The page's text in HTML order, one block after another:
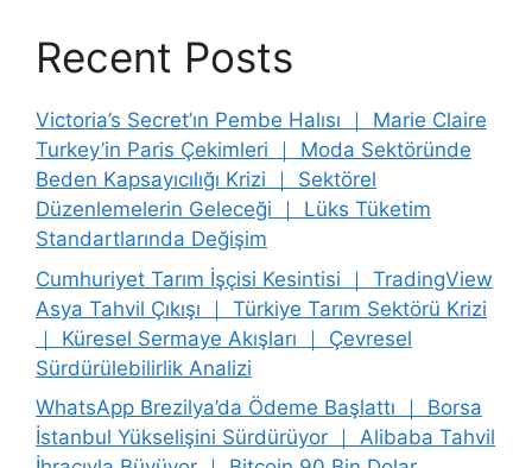
Recent Posts
Victoria’s Secret’ın Pembe Halısı ｜ Marie Claire
Turkey’in Paris Çekimleri ｜ Moda Sektöründe
Beden Kapsayıcılığı Krizi ｜ Sektörel
Düzenlemelerin Geleceği ｜ Lüks Tüketim
Standartlarında Değişim
Cumhuriyet Tarım İşçisi Kesintisi ｜ TradingView
Asya Tahvil Çıkışı ｜ Türkiye Tarım Sektörü Krizi
｜ Küresel Sermaye Akışları ｜ Çevresel
Sürdürülebilirlik Analizi
WhatsApp Brezilya’da Ödeme Başlattı ｜ Borsa
İstanbul Yükselişini Sürdürüyor ｜ Alibaba Tahvil